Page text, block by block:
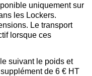
uniquement sur
les Lockers.
Le transport
lorsque ces
suivant le poids et
de 6 € HT